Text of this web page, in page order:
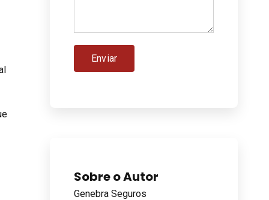
Sobre o Autor
Genebra Seguros